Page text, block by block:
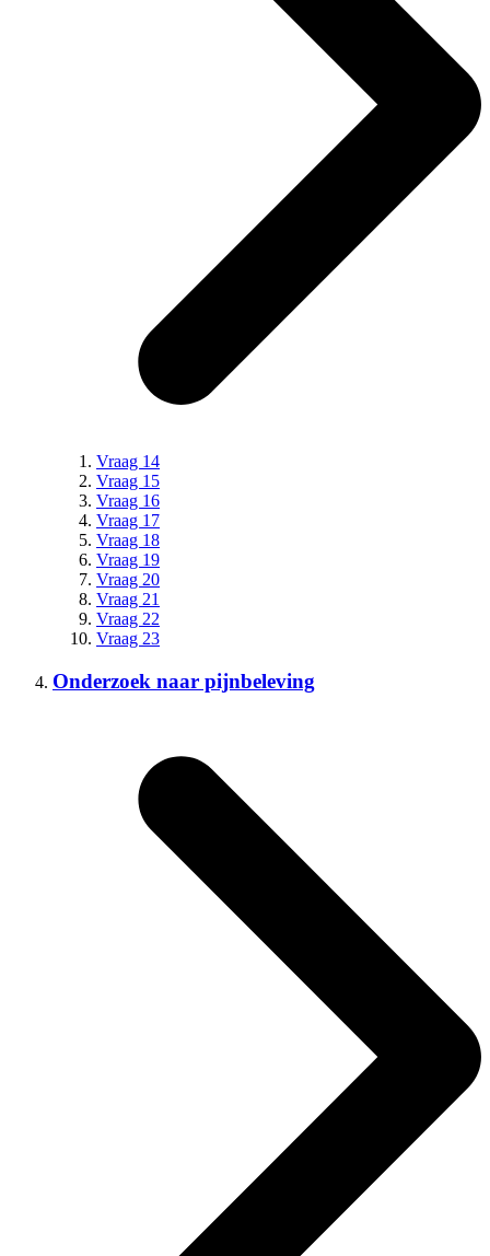
Vraag 14
Vraag 15
Vraag 16
Vraag 17
Vraag 18
Vraag 19
Vraag 20
Vraag 21
Vraag 22
Vraag 23
Onderzoek naar pijnbeleving